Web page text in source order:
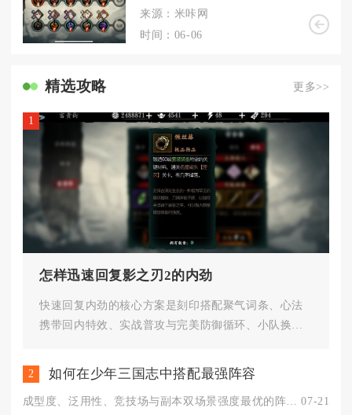
来源：米咔网
时间：06-06
精选攻略 更多>>
1
怎样迅速回复影之刃2的内劲
快速回复内劲的核心方案是刻印搭配聚气词条、心法
携带回内特效、实战普攻与完美防御循环、小队换人
2 如何在少年三国志中搭配最强阵容
07-21